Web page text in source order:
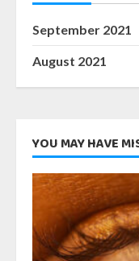
September 2021
August 2021
YOU MAY HAVE